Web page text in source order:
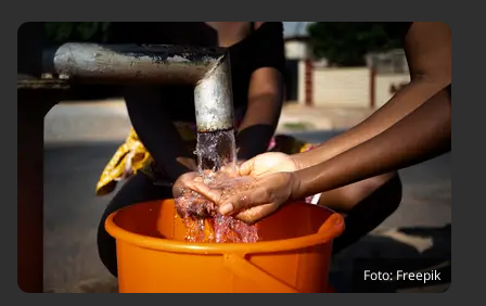
Agronegócios
Brasil
Brasil Mineral
Tecnologia
Comportamento
Cultura
Economia
Educação
Infraestrutura
Internacional
Meio Ambiente
Podcast
Política
Saúde
Tempo
Foto: Freepik